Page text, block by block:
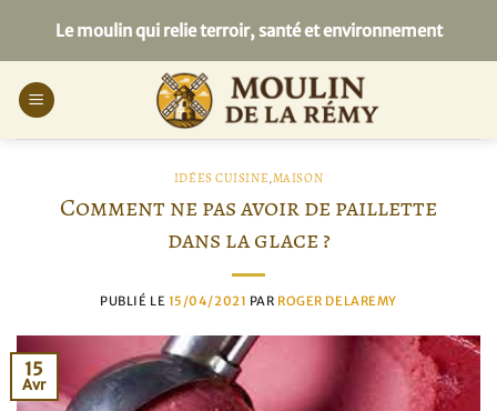
contenu
Le moulin qui relie terroir, santé et environnement
IDÉES CUISINE,MAISON
Comment ne pas avoir de paillette
dans la glace ?
PUBLIÉ LE 15/04/2021 PAR ROGER DELAREMY
15
Avr